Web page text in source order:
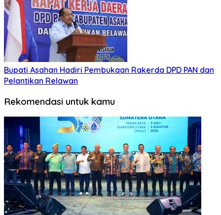
Bupati Asahan Hadiri Pembukaan Rakerda DPD PAN dan
Pelantikan Relawan
Rekomendasi untuk kamu